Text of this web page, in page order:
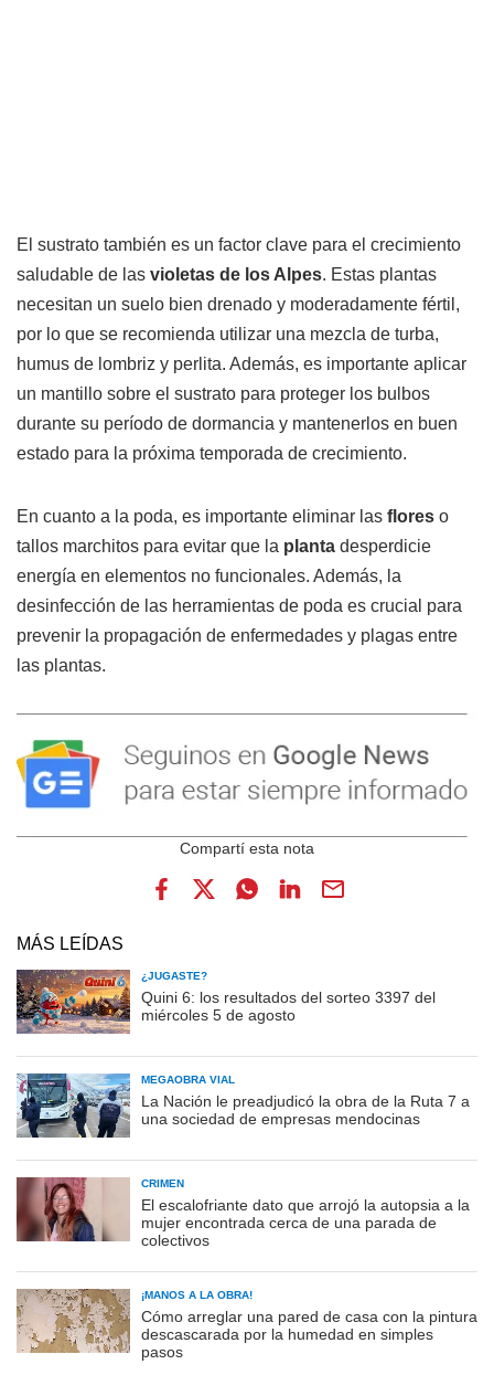
El sustrato también es un factor clave para el crecimiento
saludable de las violetas de los Alpes. Estas plantas
necesitan un suelo bien drenado y moderadamente fértil,
por lo que se recomienda utilizar una mezcla de turba,
humus de lombriz y perlita. Además, es importante aplicar
un mantillo sobre el sustrato para proteger los bulbos
durante su período de dormancia y mantenerlos en buen
estado para la próxima temporada de crecimiento.
En cuanto a la poda, es importante eliminar las flores o
tallos marchitos para evitar que la planta desperdicie
energía en elementos no funcionales. Además, la
desinfección de las herramientas de poda es crucial para
prevenir la propagación de enfermedades y plagas entre
las plantas.
MÁS LEÍDAS
¿JUGASTE?
Quini 6: los resultados del sorteo 3397 del
miércoles 5 de agosto
MEGAOBRA VIAL
La Nación le preadjudicó la obra de la Ruta 7 a
una sociedad de empresas mendocinas
CRIMEN
El escalofriante dato que arrojó la autopsia a la
mujer encontrada cerca de una parada de
colectivos
¡MANOS A LA OBRA!
Cómo arreglar una pared de casa con la pintura
descascarada por la humedad en simples
pasos